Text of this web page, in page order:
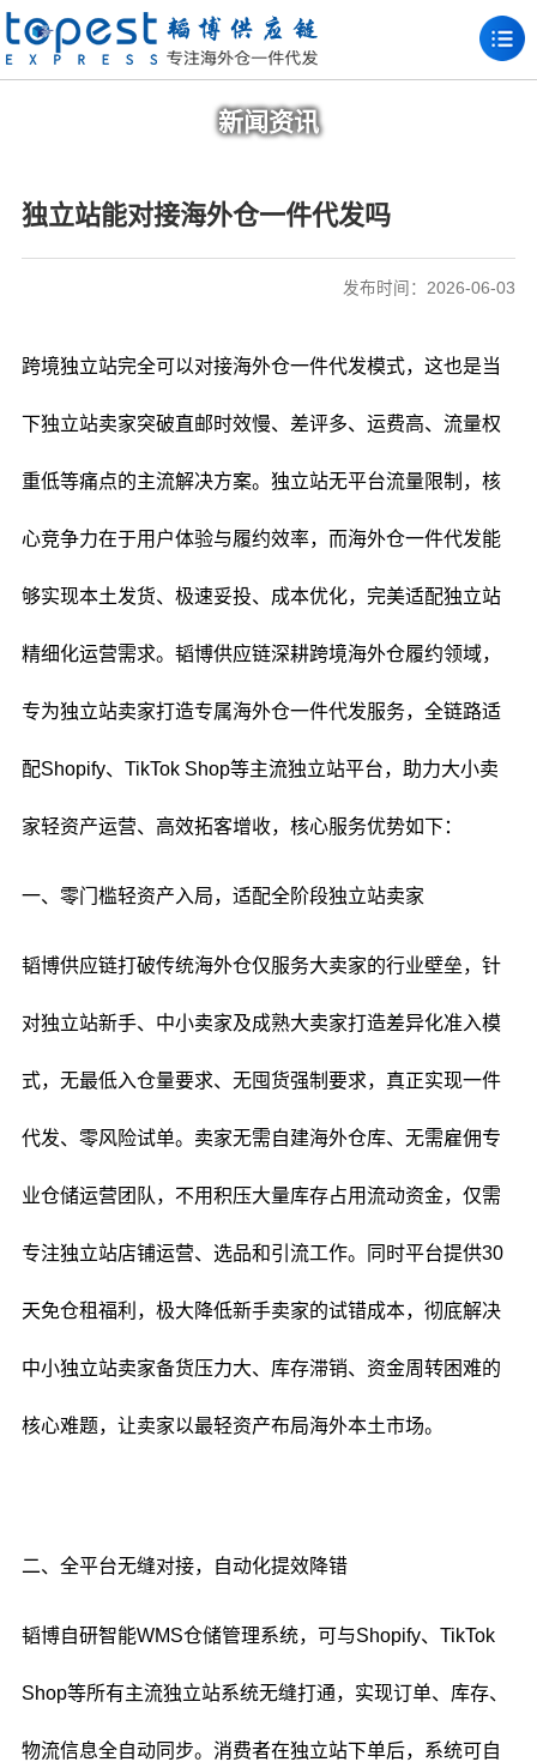
新闻资讯
独立站能对接海外仓一件代发吗
发布时间：2026-06-03
跨境独立站完全可以对接海外仓一件代发模式，这也是当
下独立站卖家突破直邮时效慢、差评多、运费高、流量权
重低等痛点的主流解决方案。独立站无平台流量限制，核
心竞争力在于用户体验与履约效率，而海外仓一件代发能
够实现本土发货、极速妥投、成本优化，完美适配独立站
精细化运营需求。韬博供应链深耕跨境海外仓履约领域，
专为独立站卖家打造专属海外仓一件代发服务，全链路适
配Shopify、TikTok Shop等主流独立站平台，助力大小卖
家轻资产运营、高效拓客增收，核心服务优势如下：
一、零门槛轻资产入局，适配全阶段独立站卖家
韬博供应链打破传统海外仓仅服务大卖家的行业壁垒，针
对独立站新手、中小卖家及成熟大卖家打造差异化准入模
式，无最低入仓量要求、无囤货强制要求，真正实现一件
代发、零风险试单。卖家无需自建海外仓库、无需雇佣专
业仓储运营团队，不用积压大量库存占用流动资金，仅需
专注独立站店铺运营、选品和引流工作。同时平台提供30
天免仓租福利，极大降低新手卖家的试错成本，彻底解决
中小独立站卖家备货压力大、库存滞销、资金周转困难的
核心难题，让卖家以最轻资产布局海外本土市场。
二、全平台无缝对接，自动化提效降错
韬博自研智能WMS仓储管理系统，可与Shopify、TikTok
Shop等所有主流独立站系统无缝打通，实现订单、库存、
物流信息全自动同步。消费者在独立站下单后，系统可自